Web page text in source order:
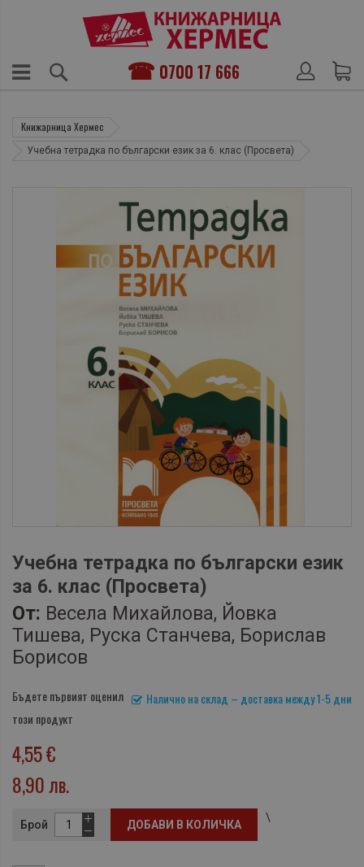
0700 17 666
Книжарница Хермес
Учебна тетрадка по български език за 6. клас (Просвета)
Учебна тетрадка по български език
за 6. клас (Просвета)
От: Весела Михайлова, Йовка
Тишева, Руска Станчева, Борислав
Борисов
Налично на склад – доставка между 1-5 дни
Бъдете първият оценил
този продукт
4,55 €
8,90 лв.
Брой ДОБАВИ В КОЛИЧКА
\